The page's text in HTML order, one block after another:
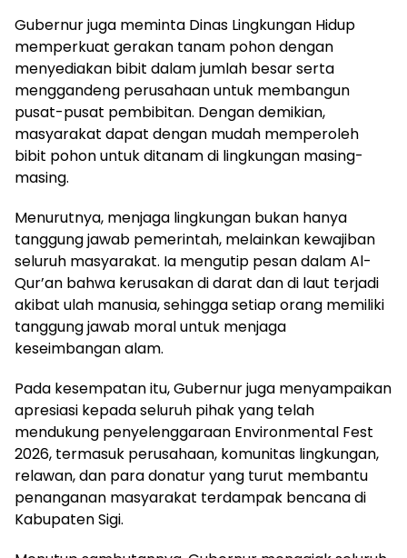
Gubernur juga meminta Dinas Lingkungan Hidup
memperkuat gerakan tanam pohon dengan
menyediakan bibit dalam jumlah besar serta
menggandeng perusahaan untuk membangun
pusat-pusat pembibitan. Dengan demikian,
masyarakat dapat dengan mudah memperoleh
bibit pohon untuk ditanam di lingkungan masing-
masing.
Menurutnya, menjaga lingkungan bukan hanya
tanggung jawab pemerintah, melainkan kewajiban
seluruh masyarakat. Ia mengutip pesan dalam Al-
Qur’an bahwa kerusakan di darat dan di laut terjadi
akibat ulah manusia, sehingga setiap orang memiliki
tanggung jawab moral untuk menjaga
keseimbangan alam.
Pada kesempatan itu, Gubernur juga menyampaikan
apresiasi kepada seluruh pihak yang telah
mendukung penyelenggaraan Environmental Fest
2026, termasuk perusahaan, komunitas lingkungan,
relawan, dan para donatur yang turut membantu
penanganan masyarakat terdampak bencana di
Kabupaten Sigi.